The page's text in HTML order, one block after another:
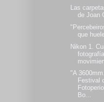
Las
de Joan
que
Nikon 1.
"A
Festival
Bo...